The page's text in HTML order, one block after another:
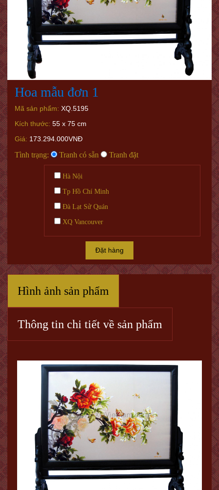
Hoa mẫu đơn 1
Mã sản phẩm: XQ.5195
Kích thước: 55 x 75 cm
Giá: 173.294.000VNĐ
Tình trạng: Tranh có sẵn Tranh đặt
Hà Nội
Tp Hồ Chí Minh
Đà Lạt Sử Quán
XQ Vancouver
Đặt hàng
Hình ảnh sản phẩm
Thông tin chi tiết về sản phẩm